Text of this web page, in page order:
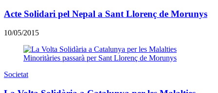
Acte Solidari pel Nepal a Sant Llorenç de Morunys
10/05/2015
Societat